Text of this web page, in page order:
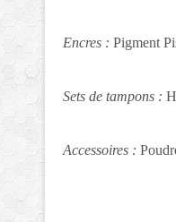
Encres : Pigment
Sets de tampons :
Accessoires :